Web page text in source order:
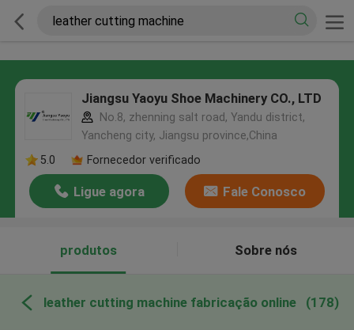
Jiangsu Yaoyu Shoe Machinery CO., LTD
No.8, zhenning salt road, Yandu district,
Yancheng city, Jiangsu province,China
5.0
Fornecedor verificado
Ligue agora Fale Conosco
produtos Sobre nós
leather cutting machine fabricação online (178)